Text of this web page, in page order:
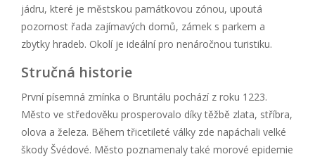
jádru, které je městskou památkovou zónou, upoutá
pozornost řada zajímavých domů, zámek s parkem a
zbytky hradeb. Okolí je ideální pro nenáročnou turistiku.
Stručná historie
První písemná zmínka o Bruntálu pochází z roku 1223.
Město ve středověku prosperovalo díky těžbě zlata, stříbra,
olova a železa. Během třicetileté války zde napáchali velké
škody Švédové. Město poznamenaly také morové epidemie